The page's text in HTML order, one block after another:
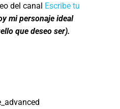
del canal Escribe tu
mi personaje ideal
que deseo ser).